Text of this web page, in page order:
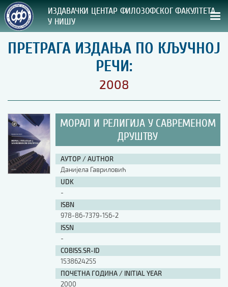
ИЗДАВАЧКИ ЦЕНТАР ФИЛОЗОФСКОГ ФАКУЛТЕТА
У НИШУ
СВА НАША ИЗДАЊА
ВРСТА ИЗДАЊА:
ПРЕГЛЕД
УПУТСТВА
УПУТСТВА
Правилник о издавачкој делатности
Упутство ауторима
Упутство уредницима
Изјава о ауторству
Изјава о лектури
Изјава о коришћењу ауторског дела
Упутство за бирање лиценце
Уговор са аутором
Шаблон прве стране и импресума [B5, ћир]
ПРЕТРАГА ИЗДАЊА ПО КЉУЧНОЈ
РЕЧИ:
2008
МОРАЛ И РЕЛИГИЈА У САВРЕМЕНОМ
ДРУШТВУ
АУТОР / AUTHOR
Данијела Гавриловић
UDK
-
ISBN
978-86-7379-156-2
ISSN
-
COBISS.SR-ID
1538624255
ПОЧЕТНА ГОДИНА / INITIAL YEAR
2000